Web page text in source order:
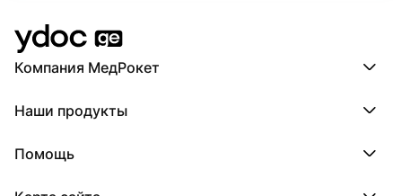
Компания МедРокет
О YDoc
Наши продукты
ПроТаблетки
Помощь